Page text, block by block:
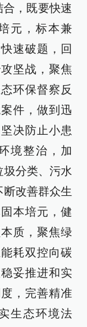
合，既要快速
元，标本兼
速破题，回
坚战，聚焦
环保督察反
件，做到迅
决防止小患
境整治，加
圾分类、污水
断改善群众生
本培元，健
质，聚焦绿
耗双控向碳
妥推进和实
，完善精准
生态环境法